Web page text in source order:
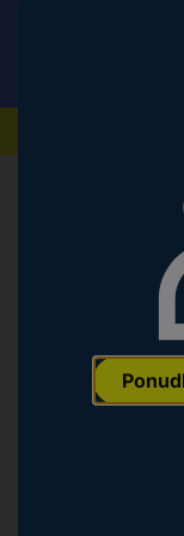
DIN
4053199232116